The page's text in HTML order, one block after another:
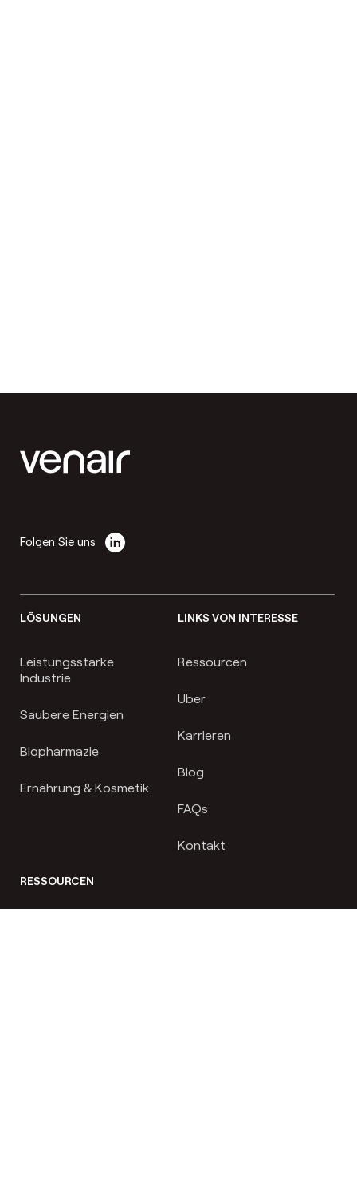
Folgen Sie uns
LÖSUNGEN
Leistungsstarke
Industrie
Saubere Energien
Biopharmazie
Ernährung & Kosmetik
LINKS VON INTERESSE
Ressourcen
Uber
Karrieren
Blog
FAQs
Kontakt
RESSOURCEN